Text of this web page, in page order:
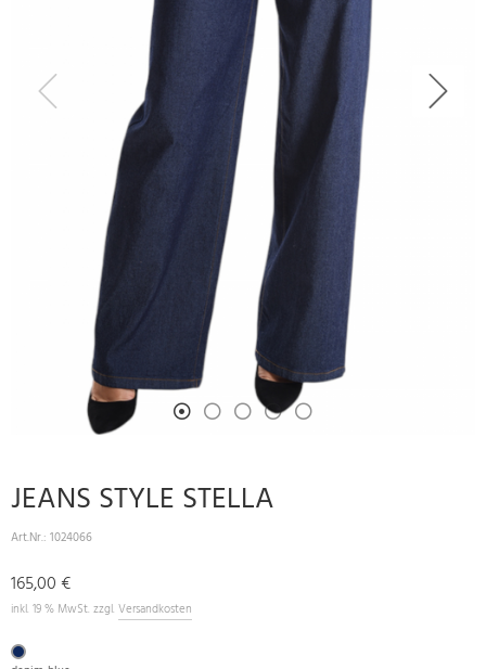
Previous Next
JEANS STYLE STELLA
Art.Nr.: 1024066
165,00 €
inkl. 19 % MwSt. zzgl. Versandkosten